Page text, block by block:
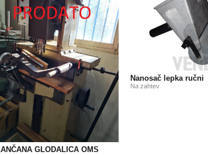
GLODALICA OMS
Nanosač lepka ručni
Na zahtev